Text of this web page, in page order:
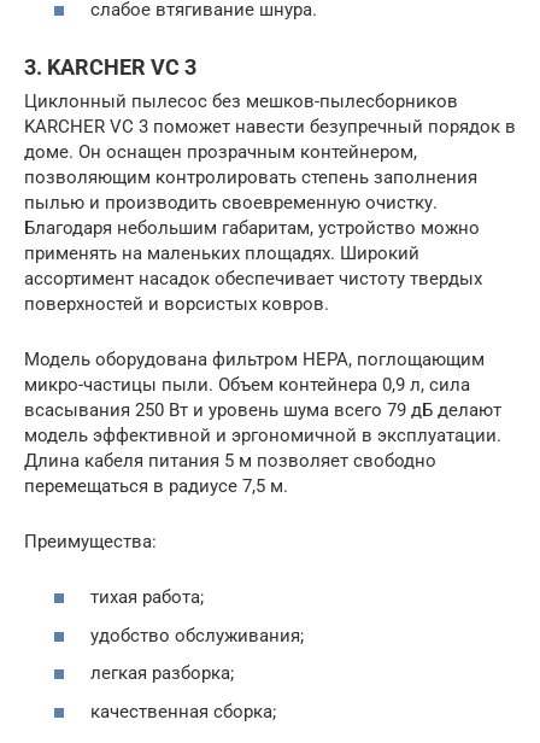
слабое втягивание шнура.
3. KARCHER VC 3
Циклонный пылесос без мешков-пылесборников
KARCHER VC 3 поможет навести безупречный порядок в
доме. Он оснащен прозрачным контейнером,
позволяющим контролировать степень заполнения
пылью и производить своевременную очистку.
Благодаря небольшим габаритам, устройство можно
применять на маленьких площадях. Широкий
ассортимент насадок обеспечивает чистоту твердых
поверхностей и ворсистых ковров.
Модель оборудована фильтром НЕРА, поглощающим
микро-частицы пыли. Объем контейнера 0,9 л, сила
всасывания 250 Вт и уровень шума всего 79 дБ делают
модель эффективной и эргономичной в эксплуатации.
Длина кабеля питания 5 м позволяет свободно
перемещаться в радиусе 7,5 м.
Преимущества:
тихая работа;
удобство обслуживания;
легкая разборка;
качественная сборка;